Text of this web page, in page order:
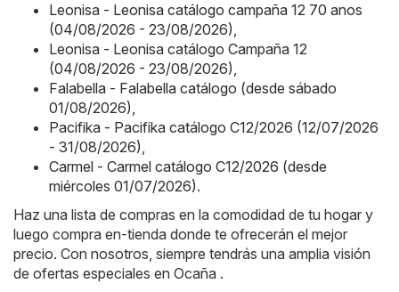
Leonisa - Leonisa catálogo campaña 12 70 anos
(04/08/2026 - 23/08/2026),
Leonisa - Leonisa catálogo Campaña 12
(04/08/2026 - 23/08/2026),
Falabella - Falabella catálogo (desde sábado
01/08/2026),
Pacifika - Pacifika catálogo C12/2026 (12/07/2026
- 31/08/2026),
Carmel - Carmel catálogo C12/2026 (desde
miércoles 01/07/2026).
Haz una lista de compras en la comodidad de tu hogar y
luego compra en-tienda donde te ofrecerán el mejor
precio. Con nosotros, siempre tendrás una amplia visión
de ofertas especiales en Ocaña .